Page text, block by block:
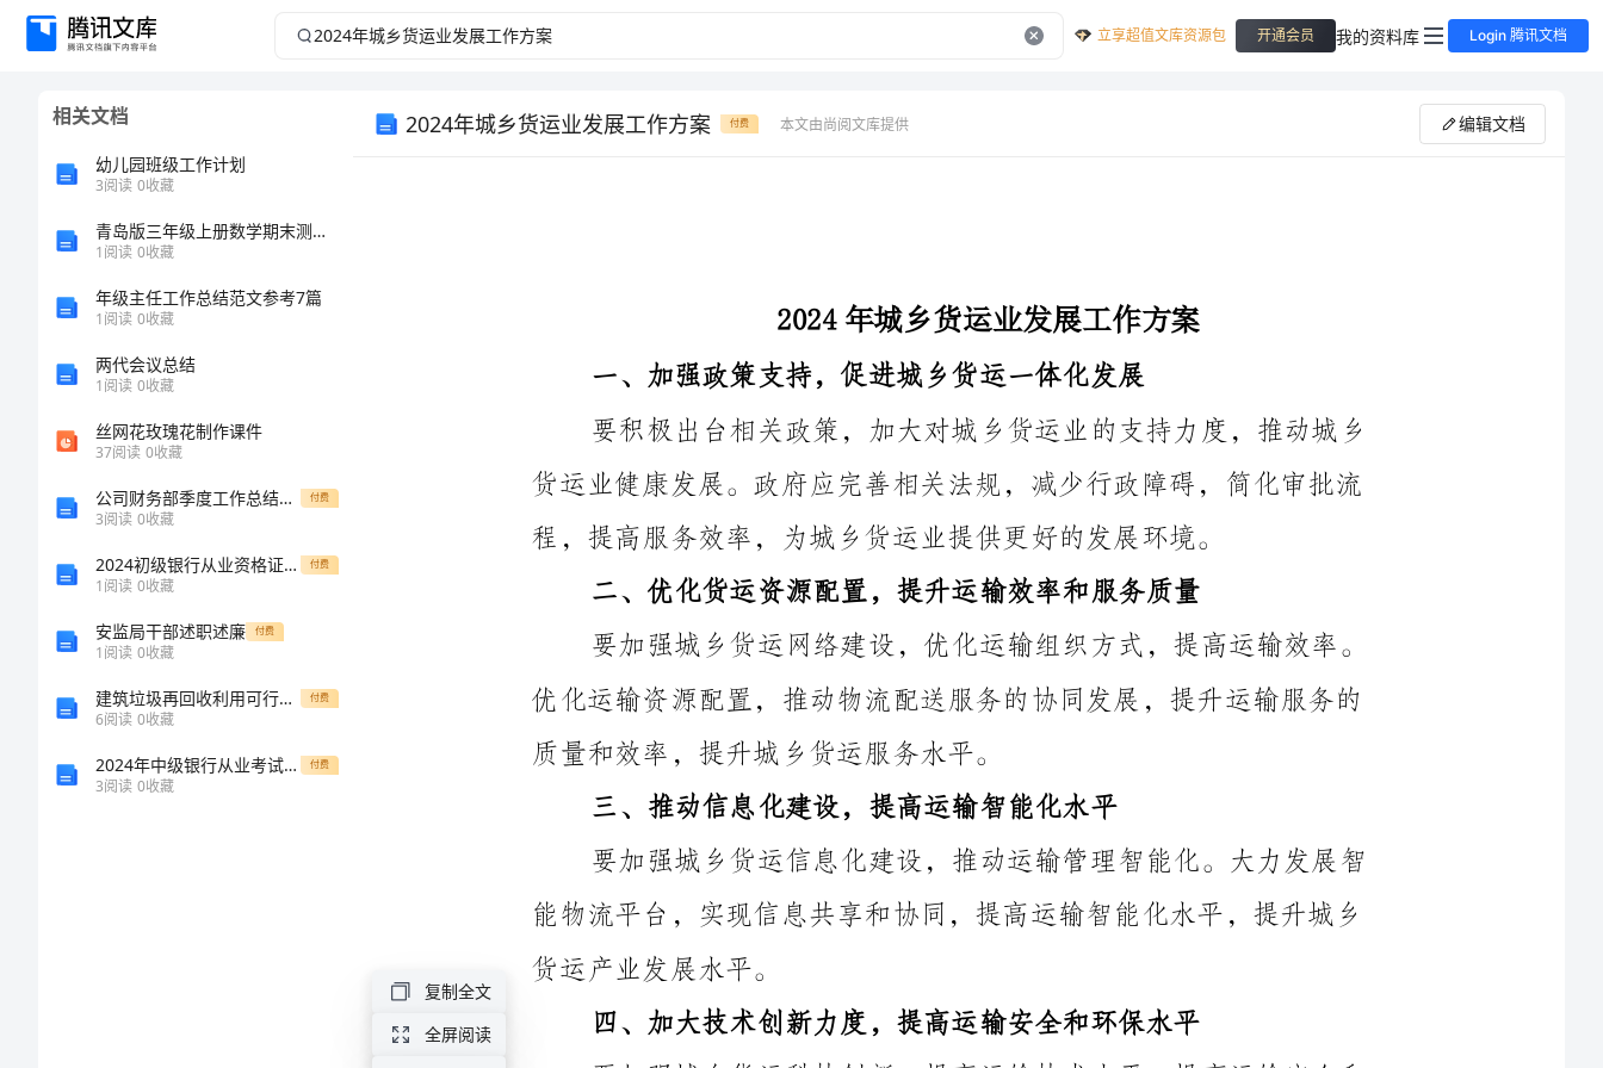
2024
2024
立享超值文库资源包 开通会员 我的资料库 Login 腾讯文档
相关文档
幼儿园班级工作计划
3阅读 0收藏
青岛版三年级上册数学期末测试卷【模拟题】
1阅读 0收藏
年级主任工作总结范文参考7篇
1阅读 0收藏
两代会议总结
1阅读 0收藏
丝网花玫瑰花制作课件
37阅读 0收藏
公司财务部季度工作总结范文 付费
3阅读 0收藏
2024初级银行从业资格证《银行管理》自我检测试卷 含答案 付费
1阅读 0收藏
安监局干部述职述廉 付费
1阅读 0收藏
建筑垃圾再回收利用可行性报告模板 付费
6阅读 0收藏
2024年中级银行从业考试《个人理财》题库练习试题D卷 附解析 付费
3阅读 0收藏
2024年城乡货运业发展工作方案 付费 本文由尚阅文库提供 编辑文档
运业实现绿色、可持续发展。
要深化城乡货运人才培养机制改革，强化人才培养和队伍建设。
一、加强政策支持，促进城乡货运一体化发展
货运业健康发展。政府应完善相关法规，减少行政障碍，简化审批流
程，提高服务效率，为城乡货运业提供更好的发展环境。
二、优化货运资源配置，提升运输效率和服务质量
要加强城乡货运网络建设，优化运输组织方式，提高运输效率。
质量和效率，提升城乡货运服务水平。
三、推动信息化建设，提高运输智能化水平
要加强城乡货运信息化建设，推动运输管理智能化。大力发展智
四、加大技术创新力度，提高运输安全和环保水平
要加强城乡货运科技创新，提高运输技术水平，提高运输安全和
环保水平。加强装备更新，提高车辆和设备的科技含量，推动城乡货
复制全文
全屏阅读